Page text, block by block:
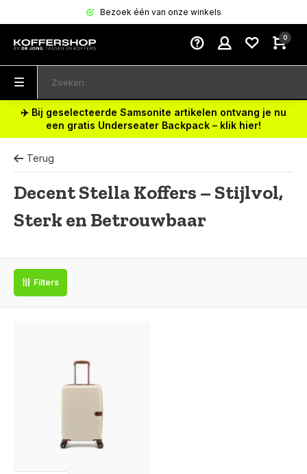
Bezoek één van onze winkels
0
✈️ Bij geselecteerde Samsonite artikelen ontvang je nu
een gratis Underseater Backpack – klik hier!
Terug
Decent Stella Koffers – Stijlvol,
Sterk en Betrouwbaar
Filters